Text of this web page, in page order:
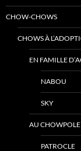
CHOW-CHOWS
CHOWS À
EN FAMILLE
NABOU
SKY
AU CHOWPOLE
PATROCLE